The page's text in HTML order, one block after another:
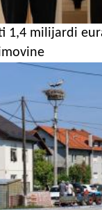
1,4 milijardi